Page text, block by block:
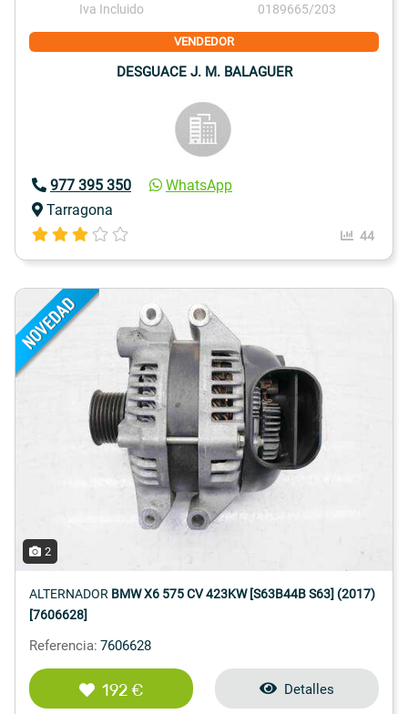
Iva Incluido 0189665/203
VENDEDOR
DESGUACE J. M. BALAGUER
977 395 350
WhatsApp
Tarragona
44
2
ALTERNADOR BMW X6 575 CV 423KW [S63B44B S63] (2017)
[7606628]
Referencia: 7606628
192 € Detalles